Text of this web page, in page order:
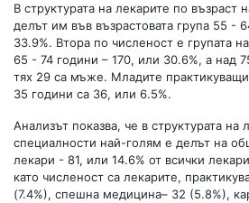
В структурата на лекарите по възраст
делът им във възрастовата група 55 -
33.9%. Втора по численост е групата
65 - 74 години – 170, или 30.6%, а над
тях 29 са мъже. Младите
35 години са 36, или 6.5%.
Анализът показва, че в структурата на
специалности най-голям е делът на
лекари - 81, или 14.6% от всички
като численост са лекарите,
(7.4%), спешна медицина– 32 (5.8%),